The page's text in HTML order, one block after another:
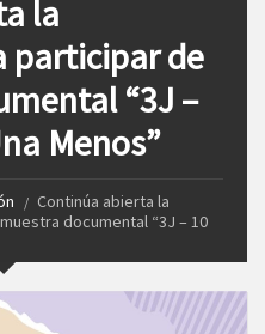
la
participar de
“3J –
Menos”
Continúa abierta la
documental “3J – 10